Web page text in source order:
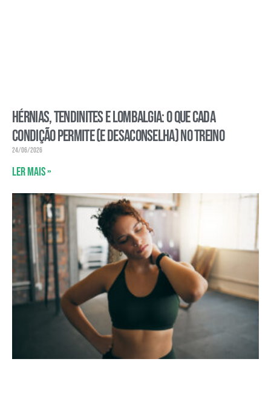
Hérnias, tendinites e lombalgia: o que cada
condição permite (e desaconselha) no treino
24/06/2026
Ler mais »